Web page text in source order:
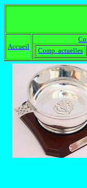
Accueil
Comp. actuelles